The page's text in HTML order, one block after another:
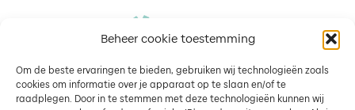
Beheer cookie toestemming
Om de beste ervaringen te bieden, gebruiken wij technologieën zoals
cookies om informatie over je apparaat op te slaan en/of te
raadplegen. Door in te stemmen met deze technologieën kunnen wij